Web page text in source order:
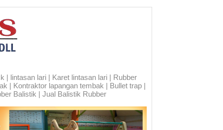
| lintasan lari | Karet lintasan lari | Rubber
| Kontraktor lapangan tembak | Bullet trap |
Balistik | Jual Balistik Rubber